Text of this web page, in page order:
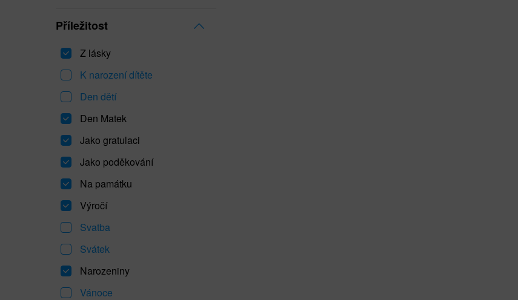
Příležitost
Z lásky
K narození dítěte
Den dětí
Den Matek
Jako gratulaci
Jako poděkování
Na památku
Výročí
Svatba
Svátek
Narozeniny
Vánoce